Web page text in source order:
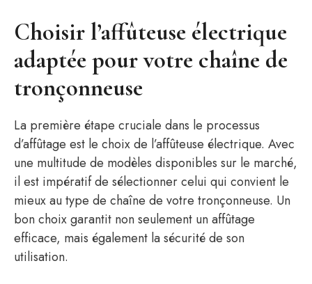
Choisir l’affûteuse électrique
adaptée pour votre chaîne de
tronçonneuse
La première étape cruciale dans le processus
d’affûtage est le choix de l’affûteuse électrique. Avec
une multitude de modèles disponibles sur le marché,
il est impératif de sélectionner celui qui convient le
mieux au type de chaîne de votre tronçonneuse. Un
bon choix garantit non seulement un affûtage
efficace, mais également la sécurité de son
utilisation.